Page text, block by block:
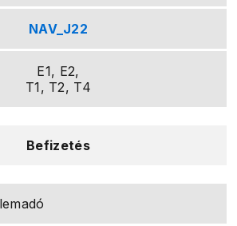
NAV_J22
E1, E2,
T1, T2, T4
Befizetés